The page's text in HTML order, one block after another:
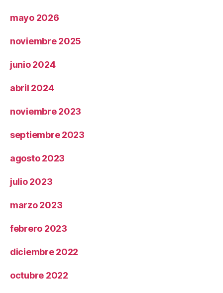
mayo 2026
noviembre 2025
junio 2024
abril 2024
noviembre 2023
septiembre 2023
agosto 2023
julio 2023
marzo 2023
febrero 2023
diciembre 2022
octubre 2022